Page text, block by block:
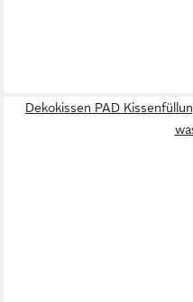
Dekokissen PAD